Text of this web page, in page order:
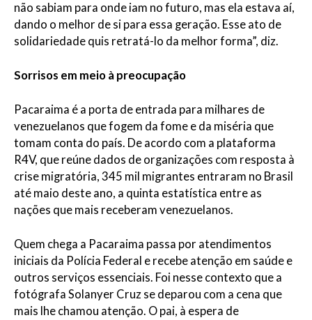
não sabiam para onde iam no futuro, mas ela estava aí,
dando o melhor de si para essa geração. Esse ato de
solidariedade quis retratá-lo da melhor forma”, diz.
Sorrisos em meio à preocupação
Pacaraima é a porta de entrada para milhares de
venezuelanos que fogem da fome e da miséria que
tomam conta do país. De acordo com a plataforma
R4V, que reúne dados de organizações com resposta à
crise migratória, 345 mil migrantes entraram no Brasil
até maio deste ano, a quinta estatística entre as
nações que mais receberam venezuelanos.
Quem chega a Pacaraima passa por atendimentos
iniciais da Polícia Federal e recebe atenção em saúde e
outros serviços essenciais. Foi nesse contexto que a
fotógrafa Solanyer Cruz se deparou com a cena que
mais lhe chamou atenção. O pai, à espera de